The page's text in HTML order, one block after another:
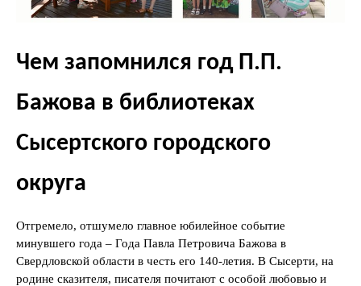
Чем запомнился год П.П.
Бажова в библиотеках
Сысертского городского
округа
Отгремело, отшумело главное юбилейное событие
минувшего года – Года Павла Петровича Бажова в
Свердловской области в честь его 140-летия. В Сысерти, на
родине сказителя, писателя почитают с особой любовью и